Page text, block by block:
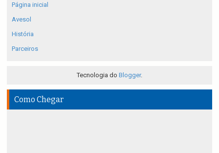
Página inicial
Avesol
História
Parceiros
Tecnologia do Blogger.
Como Chegar